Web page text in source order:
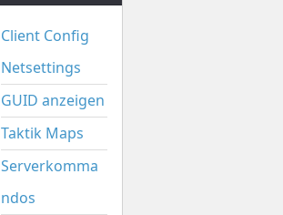
Client Config
Netsettings
GUID anzeigen
Taktik Maps
Serverkomma
ndos